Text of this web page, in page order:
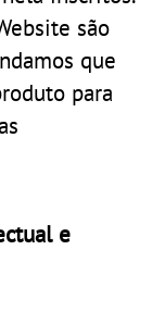
são
que
para
e